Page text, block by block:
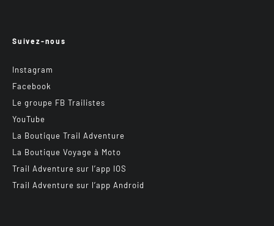
Suivez-nous
Instagram
Facebook
Le groupe FB Trailistes
YouTube
La Boutique Trail Adventure
La Boutique Voyage à Moto
Trail Adventure sur l’app IOS
Trail Adventure sur l’app Android